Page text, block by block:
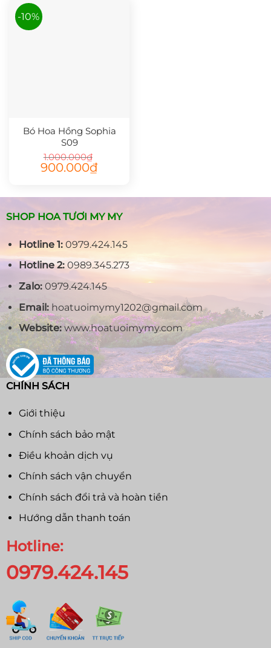
-10%
Bó Hoa Hồng Sophia
S09
1.000.000₫
Giá
gốc
900.000₫Giá
900.000₫.
SHOP HOA TƯƠI MY MY
Hotline 1:0979.424.145
Hotline 2:0989.345.273
Zalo:0979.424.145
Email:hoatuoimymy1202@gmail.com
Website:www.hoatuoimymy.com
CHÍNH SÁCH
Giới thiệu
Chính sách bảo mật
Điều khoản dịch vụ
Chính sách vận chuyển
Chính sách đổi trả và hoàn tiền
Hướng dẫn thanh toán
Hotline:
0979.424.145